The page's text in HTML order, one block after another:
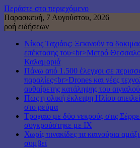
Περάστε στο περιεχόμενο
Παρασκευή, 7 Αυγούστου, 2026
ροή ειδήσεων
Νίκος Ταχιάος: Ξεκινούν τα
επέκτασης του<br>Μετρό
Καλαμαριά
Πάνω από 1.500 έλεγχοι σε
παραλίες<br>Drones και νέες
αυθαίρετης κατάληψης του αιγιαλού
Πώς η ολική έκλειψη Ηλίου
στο ρεύμα
Τροχαίο με δύο νεκρούς στις
συγκρούστηκε με ΙΧ
Χωρίς πινακίδες τα καινούρια
συμβεί